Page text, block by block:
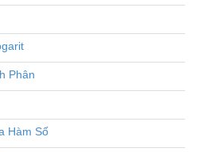
Phân
Hàm Số